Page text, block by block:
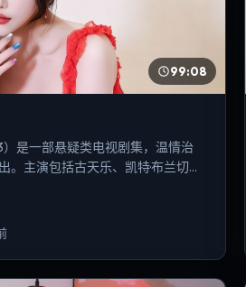
99:08
是一部悬疑类电视剧集，温情治
。主演包括古天乐、凯特·布兰切